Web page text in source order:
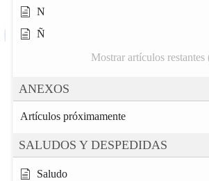
N
Ñ
Mostrar artículos restantes
ANEXOS
Artículos próximamente
SALUDOS Y DESPEDIDAS
Saludo